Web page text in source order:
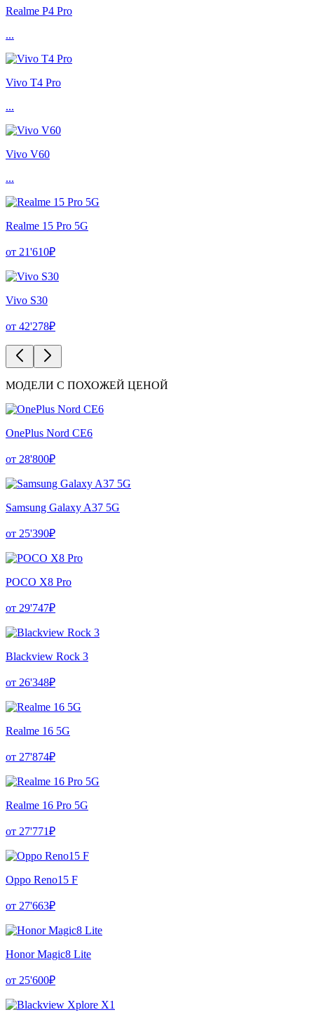
Realme P4 Pro
...
Vivo T4 Pro
...
Vivo V60
...
Realme 15 Pro 5G
от 21'610₽
Vivo S30
от 42'278₽
МОДЕЛИ С ПОХОЖЕЙ ЦЕНОЙ
OnePlus Nord CE6
от 28'800₽
Samsung Galaxy A37 5G
от 25'390₽
POCO X8 Pro
от 29'747₽
Blackview Rock 3
от 26'348₽
Realme 16 5G
от 27'874₽
Realme 16 Pro 5G
от 27'771₽
Oppo Reno15 F
от 27'663₽
Honor Magic8 Lite
от 25'600₽